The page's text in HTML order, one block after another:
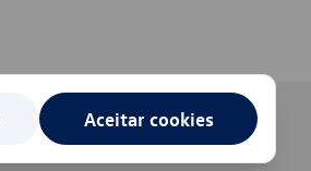
Aceitar cookies